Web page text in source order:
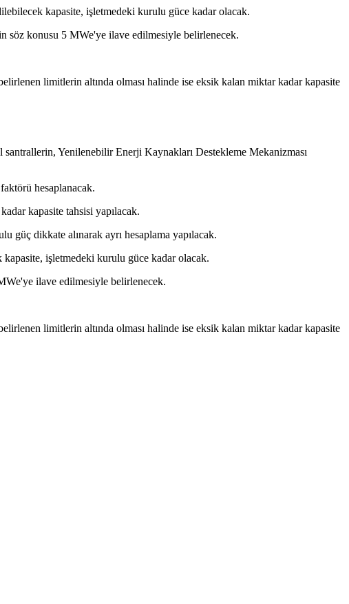
kapasite, işletmedeki kurulu güce kadar olacak.
söz konusu 5 MWe'ye ilave edilmesiyle belirlenecek.
limitlerin altında olması halinde ise eksik kalan miktar kadar kapasite
Yenilenebilir Enerji Kaynakları Destekleme Mekanizması
hesaplanacak.
kapasite tahsisi yapılacak.
güç dikkate alınarak ayrı hesaplama yapılacak.
işletmedeki kurulu güce kadar olacak.
ilave edilmesiyle belirlenecek.
limitlerin altında olması halinde ise eksik kalan miktar kadar kapasite